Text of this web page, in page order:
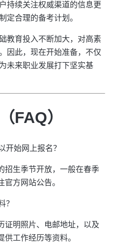
持续关注权威渠道的信息更
定合理的备考计划。
教育投入不断加大，对高素
因此，现在开始准备，不仅
未来职业发展打下坚实基
FAQ）
开始网上报名？
招生季节开放，一般在春季
官方网站公告。
？
证明照片、电邮地址，以及
工作经历等资料。